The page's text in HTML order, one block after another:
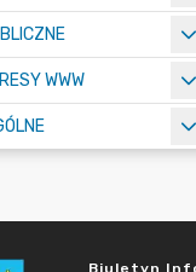
WWW
Biuletyn